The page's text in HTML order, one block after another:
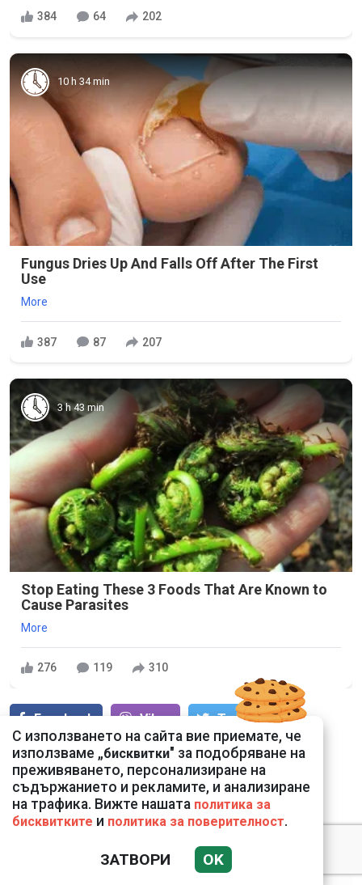
384 64 202
10 h 34 min
Fungus Dries Up And Falls Off After The First
Use
More
387 87 207
3 h 43 min
Stop Eating These 3 Foods That Are Known to
Cause Parasites
More
276 119 310
Facebook Viber Тwitter
Whatsapp Pinterest
ОЩЕ ОТ КОМЕНТАР
С използването на сайта вие приемате, че
използваме „бисквитки" за подобряване на
преживяването, персонализиране на
съдържанието и рекламите, и анализиране
на трафика. Вижте нашата политика за
бисквитките и политика за поверителност.
ЗАТВОРИ OK